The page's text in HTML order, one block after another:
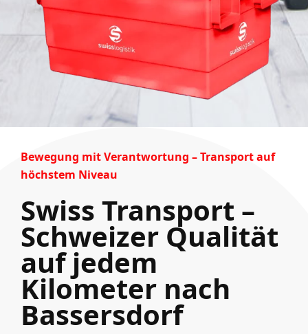
Bewegung mit Verantwortung – Transport auf
höchstem Niveau
Swiss Transport –
Schweizer Qualität
auf jedem
Kilometer nach
Bassersdorf